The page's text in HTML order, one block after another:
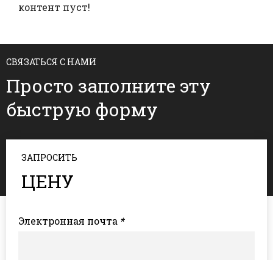
контент пуст!
СВЯЗАТЬСЯ С НАМИ
Просто заполните эту
быструю форму
ЗАПРОСИТЬ
ЦЕНУ
*
Электронная почта